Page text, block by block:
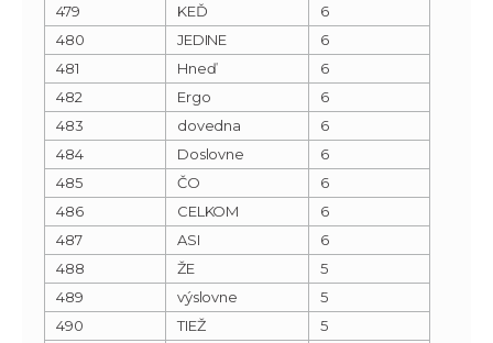
479
KEĎ
6
480
JEDINE
6
481
Hneď
6
482
Ergo
6
483
dovedna
6
484
Doslovne
6
485
ČO
6
486
CELKOM
6
487
ASI
6
488
ŽE
5
489
výslovne
5
490
TIEŽ
5